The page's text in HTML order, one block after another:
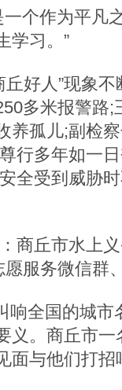
个作为平凡
学习。”
好人”现象
多米报警路;
养孤儿;副检
行多年如一
全受到威胁
商丘市水上
愿服务微信
响全国的城
义。商丘市
与他们打招